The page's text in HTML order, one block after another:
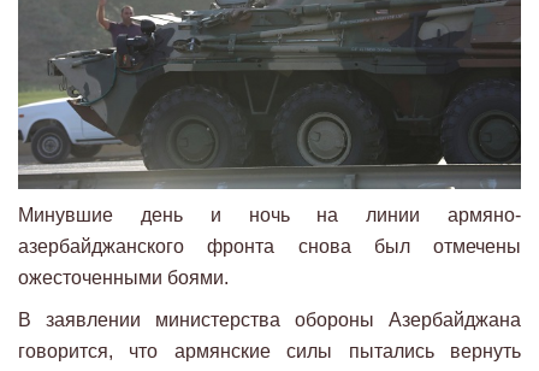
Минувшие день и ночь на линии армяно-
азербайджанского фронта снова был отмечены
ожесточенными боями.
В заявлении министерства обороны Азербайджана
говорится, что армянские силы пытались вернуть